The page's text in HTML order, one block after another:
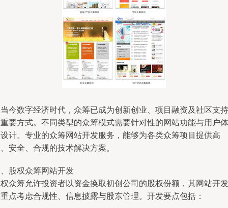
今数字经济时代，众筹已成为创新创业、项目融资及社区支持
要方式。不同类型的众筹模式需要针对性的网站功能与用户体
计。专业的众筹网站开发服务，能够为各类众筹项目提供高
安全、合规的技术解决方案。
股权众筹网站开发
众筹允许投资者以资金换取初创公司的股权份额，其网站开发
点考虑合规性、信息披露与股东管理。开发要点包括：